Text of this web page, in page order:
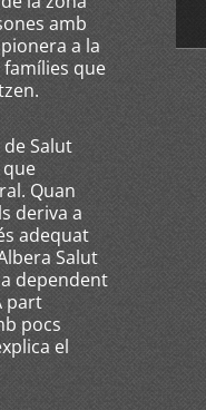
amb
a la
que
Salut
que
Quan
deriva a
adequat
Salut
dependent
part
pocs
el